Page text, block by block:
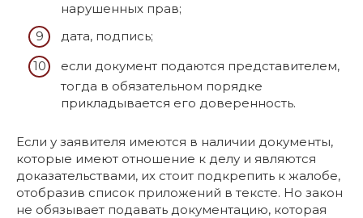
нарушенных прав;
дата, подпись;
если документ подаются представителем,
тогда в обязательном порядке
прикладывается его доверенность.
Если у заявителя имеются в наличии документы,
которые имеют отношение к делу и являются
доказательствами, их стоит подкрепить к жалобе,
отобразив список приложений в тексте. Но закон
не обязывает подавать документацию, которая